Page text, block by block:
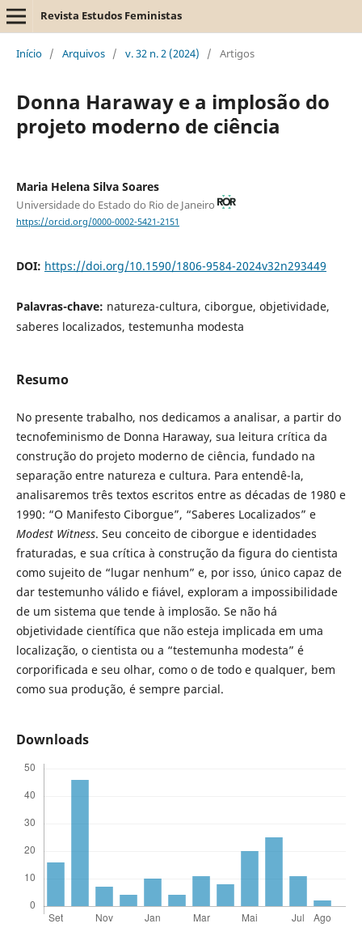
Revista Estudos Feministas
Início / Arquivos / v. 32 n. 2 (2024) / Artigos
Donna Haraway e a implosão do
projeto moderno de ciência
Maria Helena Silva Soares
Universidade do Estado do Rio de Janeiro
https://orcid.org/0000-0002-5421-2151
DOI: https://doi.org/10.1590/1806-9584-2024v32n293449
Palavras-chave: natureza-cultura, ciborgue, objetividade,
saberes localizados, testemunha modesta
Resumo
No presente trabalho, nos dedicamos a analisar, a partir do
tecnofeminismo de Donna Haraway, sua leitura crítica da
construção do projeto moderno de ciência, fundado na
separação entre natureza e cultura. Para entendê-la,
analisaremos três textos escritos entre as décadas de 1980 e
1990: “O Manifesto Ciborgue”, “Saberes Localizados” e
Modest Witness. Seu conceito de ciborgue e identidades
fraturadas, e sua crítica à construção da figura do cientista
como sujeito de “lugar nenhum” e, por isso, único capaz de
dar testemunho válido e fiável, exploram a impossibilidade
de um sistema que tende à implosão. Se não há
objetividade científica que não esteja implicada em uma
localização, o cientista ou a “testemunha modesta” é
corporificada e seu olhar, como o de todo e qualquer, bem
como sua produção, é sempre parcial.
Downloads